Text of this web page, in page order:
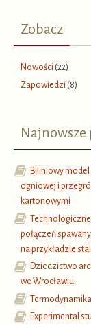
Zobacz
Nowości (22)
Zapowiedzi (8)
Biliniowy
ogniowej i
kartonowymi
połączeń
na przykładzie
Dziedzictwo
we Wrocławiu
Experimental